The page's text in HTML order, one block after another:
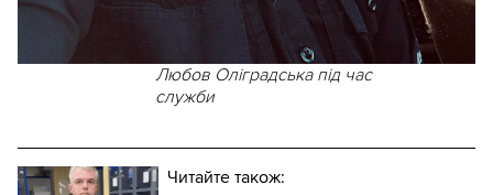
Любов Оліградська під час
служби
Читайте також: